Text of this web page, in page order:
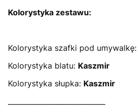
Kolorystyka zestawu:
Kolorystyka szafki pod umywalkę:
Kolorystyka blatu: Kaszmir
Kolorystyka słupka: Kaszmir